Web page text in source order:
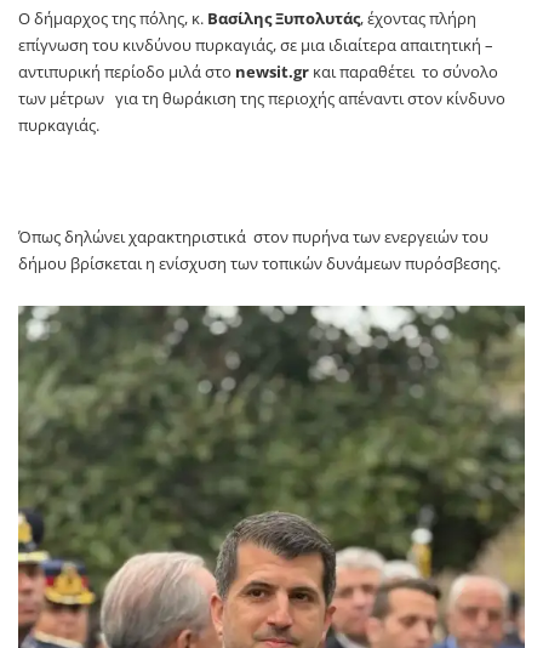
O δήμαρχος της πόλης, κ. Βασίλης Ξυπολυτάς, έχοντας πλήρη
επίγνωση του κινδύνου πυρκαγιάς, σε μια ιδιαίτερα απαιτητική –
αντιπυρική περίοδο μιλά στο newsit.gr και παραθέτει το σύνολο
των μέτρων για τη θωράκιση της περιοχής απέναντι στον κίνδυνο
πυρκαγιάς.
Όπως δηλώνει χαρακτηριστικά στον πυρήνα των ενεργειών του
δήμου βρίσκεται η ενίσχυση των τοπικών δυνάμεων πυρόσβεσης.